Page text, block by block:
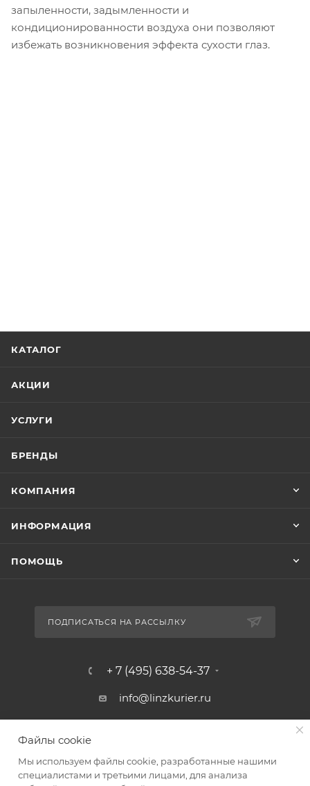
запыленности, задымленности и
кондиционированности воздуха они позволяют
избежать возникновения эффекта сухости глаз.
КАТАЛОГ
АКЦИИ
УСЛУГИ
БРЕНДЫ
КОМПАНИЯ
ИНФОРМАЦИЯ
ПОМОЩЬ
ПОДПИСАТЬСЯ НА РАССЫЛКУ
+ 7 (495) 638-54-37
info@linzkurier.ru
Файлы cookie
Мы используем файлы cookie, разработанные нашими
специалистами и третьими лицами, для анализа